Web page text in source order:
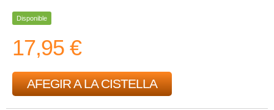
Disponible
17,95 €
AFEGIR A LA CISTELLA